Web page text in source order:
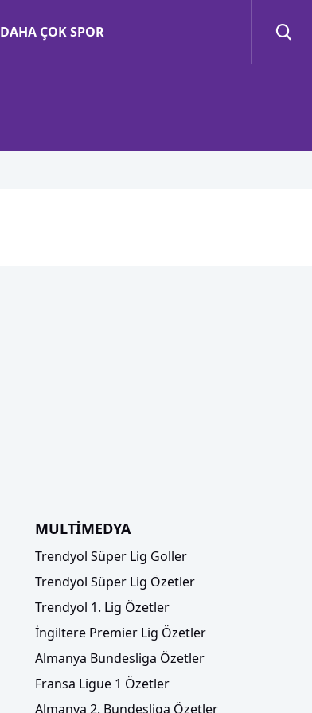
DAHA ÇOK SPOR
MULTİMEDYA
Trendyol Süper Lig Goller
Trendyol Süper Lig Özetler
Trendyol 1. Lig Özetler
İngiltere Premier Lig Özetler
Almanya Bundesliga Özetler
Fransa Ligue 1 Özetler
Almanya 2. Bundesliga Özetler